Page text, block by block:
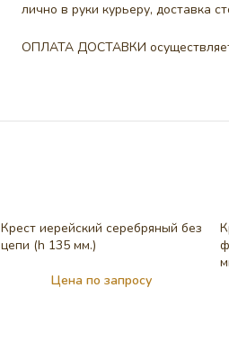
лично в руки курьеру, доставка
ОПЛАТА ДОСТАВКИ
Крест иерейский серебряный без
цепи (h 135 мм.)
Цена по запросу